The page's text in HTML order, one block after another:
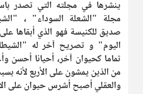
ينشرها في مجلته التي تصدر
مجلة "الشعلة السوداء" ،
صديق للكنيسة فهو الذي أبقاها
اليوم" و تصريح آخر له
تماما كحيوان آخر، أحيانا أحسن
من الذين يمشون على الأربع لأنه
والعقلي أصبح أشرس حيوان على